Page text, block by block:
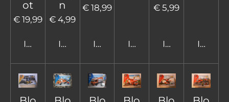
ot
€ 19,99
In winkelwagen
n
€ 4,99
In winkelwagen
€ 18,99
In winkelwagenIn winkelwagen
€ 5,99
In In